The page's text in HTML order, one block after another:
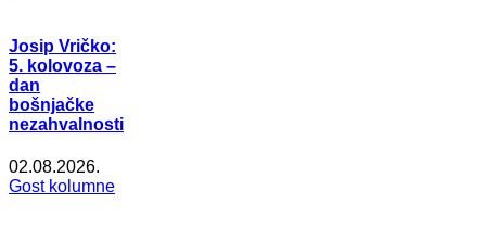
Josip Vričko:
5. kolovoza –
dan
bošnjačke
nezahvalnosti
02.08.2026.
Gost kolumne